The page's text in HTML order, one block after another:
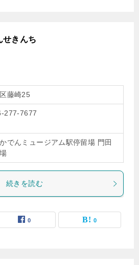
せきんち
藤崎25
277-7677
でんミュージアム駅停留場 門田
続きを読む
0 0